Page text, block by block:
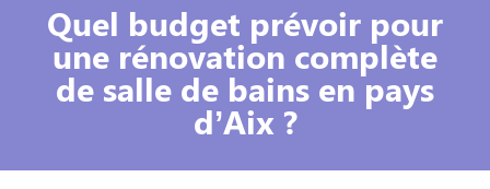
Quel budget prévoir pour
une rénovation complète
de salle de bains en pays
d’Aix ?